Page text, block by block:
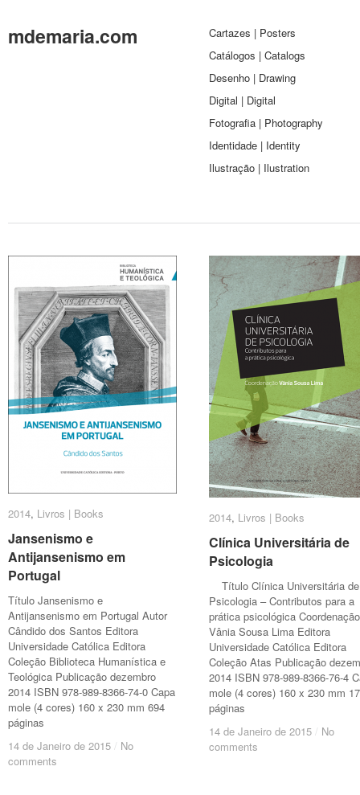
mdemaria.com
Cartazes | Posters
Catálogos | Catalogs
Desenho | Drawing
Digital | Digital
Fotografia | Photography
Identidade | Identity
Ilustração | Ilustration
2014, Livros | Books
Jansenismo e
Antijansenismo em
Portugal
Título Jansenismo e
Antijansenismo em Portugal Autor
Cândido dos Santos Editora
Universidade Católica Editora
Coleção Biblioteca Humanística e
Teológica Publicação dezembro
2014 ISBN 978-989-8366-74-0 Capa
mole (4 cores) 160 x 230 mm 694
páginas
14 de Janeiro de 2015 / No
comments
2014 Livros | Books
Jansenismo e
Antijansenismo em
Portugal
14 de Janeiro de 2015 / No
comments
2014, Livros | Books
Clínica Universitária de
Psicologia
Título Clínica Universitária de
Psicologia – Contributos para a
prática psicológica Coordenação
Vânia Sousa Lima Editora
Universidade Católica Editora
Coleção Atas Publicação
2014 ISBN 978-989-8366-76-4
mole (4 cores) 160 x 230 mm
páginas
14 de Janeiro de 2015 / No
comments
2014 Livros | Books
Clínica Universitária de
Psicologia
14 de Janeiro de 2015 / No
comments